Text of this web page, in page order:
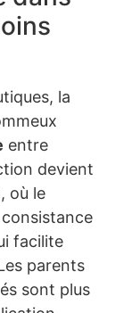
la
entre
devient
où le
facilite
parents
sont plus